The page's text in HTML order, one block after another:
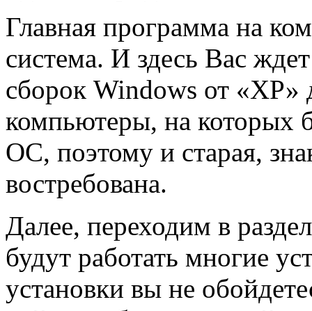
Главная программа на
система. И здесь Вас
сборок Windows от «ХР»
компьютеры, на которых
ОС, поэтому и старая,
востребована.
Далее, переходим в
будут работать многие
установки вы не